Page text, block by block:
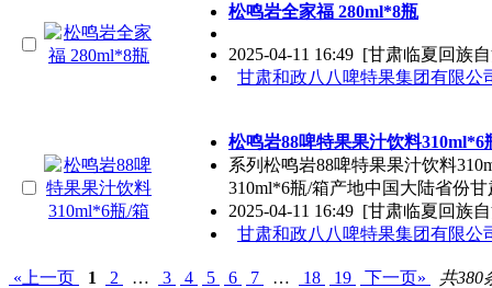
松鸣岩全家福 280ml*8瓶
2025-04-11 16:49 [甘肃临夏回族
甘肃和政八八啤特果集团有限公
松鸣岩88啤特果果汁饮料310ml*6
系列松鸣岩88啤特果果汁饮料
310ml*6瓶/箱产地中国大陆省份
2025-04-11 16:49 [甘肃临夏回族
甘肃和政八八啤特果集团有限公
«上一页 1 2 … 3 4 5 6 7 … 18 19 下一页» 共380